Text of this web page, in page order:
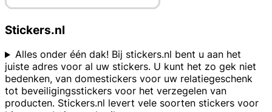
Stickers.nl
Alles onder één dak! Bij stickers.nl bent u aan het
juiste adres voor al uw stickers. U kunt het zo gek niet
bedenken, van domestickers voor uw relatiegeschenk
tot beveiligingsstickers voor het verzegelen van
producten. Stickers.nl levert vele soorten stickers voor